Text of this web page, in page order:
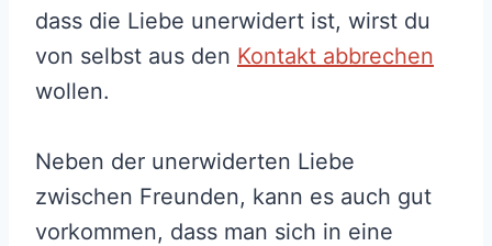
dass die Liebe unerwidert ist, wirst du
von selbst aus den Kontakt abbrechen
wollen.
Neben der unerwiderten Liebe
zwischen Freunden, kann es auch gut
vorkommen, dass man sich in eine